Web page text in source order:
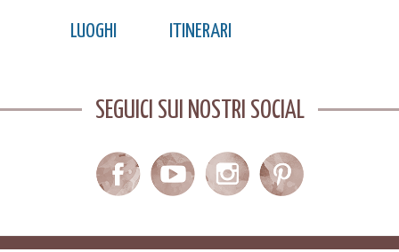
LUOGHI ITINERARI
SEGUICI SUI NOSTRI SOCIAL